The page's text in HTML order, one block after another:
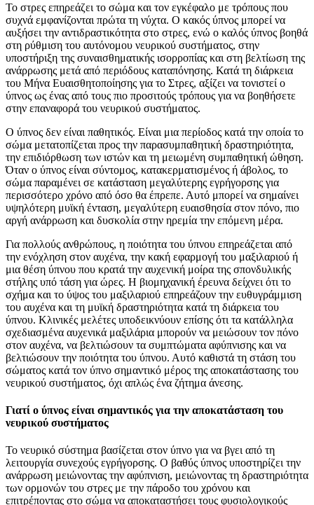
Το στρες επηρεάζει το σώμα και τον εγκέφαλο με τρόπους που
συχνά εμφανίζονται πρώτα τη νύχτα. Ο κακός ύπνος μπορεί να
αυξήσει την αντιδραστικότητα στο στρες, ενώ ο καλός ύπνος βοηθά
στη ρύθμιση του αυτόνομου νευρικού συστήματος, στην
υποστήριξη της συναισθηματικής ισορροπίας και στη βελτίωση της
ανάρρωσης μετά από περιόδους καταπόνησης. Κατά τη διάρκεια
του Μήνα Ευαισθητοποίησης για το Στρες, αξίζει να τονιστεί ο
ύπνος ως ένας από τους πιο προσιτούς τρόπους για να βοηθήσετε
στην επαναφορά του νευρικού συστήματος.
Ο ύπνος δεν είναι παθητικός. Είναι μια περίοδος κατά την οποία το
σώμα μετατοπίζεται προς την παρασυμπαθητική δραστηριότητα,
την επιδιόρθωση των ιστών και τη μειωμένη συμπαθητική ώθηση.
Όταν ο ύπνος είναι σύντομος, κατακερματισμένος ή άβολος, το
σώμα παραμένει σε κατάσταση μεγαλύτερης εγρήγορσης για
περισσότερο χρόνο από όσο θα έπρεπε. Αυτό μπορεί να σημαίνει
υψηλότερη μυϊκή ένταση, μεγαλύτερη ευαισθησία στον πόνο, πιο
αργή ανάρρωση και δυσκολία στην ηρεμία την επόμενη μέρα.
Για πολλούς ανθρώπους, η ποιότητα του ύπνου επηρεάζεται από
την ενόχληση στον αυχένα, την κακή εφαρμογή του μαξιλαριού ή
μια θέση ύπνου που κρατά την αυχενική μοίρα της σπονδυλικής
στήλης υπό τάση για ώρες. Η βιομηχανική έρευνα δείχνει ότι το
σχήμα και το ύψος του μαξιλαριού επηρεάζουν την ευθυγράμμιση
του αυχένα και τη μυϊκή δραστηριότητα κατά τη διάρκεια του
ύπνου. Κλινικές μελέτες υποδεικνύουν επίσης ότι τα κατάλληλα
σχεδιασμένα αυχενικά μαξιλάρια μπορούν να μειώσουν τον πόνο
στον αυχένα, να βελτιώσουν τα συμπτώματα αφύπνισης και να
βελτιώσουν την ποιότητα του ύπνου. Αυτό καθιστά τη στάση του
σώματος κατά τον ύπνο σημαντικό μέρος της αποκατάστασης του
νευρικού συστήματος, όχι απλώς ένα ζήτημα άνεσης.
Γιατί ο ύπνος είναι σημαντικός για την αποκατάσταση του
νευρικού συστήματος
Το νευρικό σύστημα βασίζεται στον ύπνο για να βγει από τη
λειτουργία συνεχούς εγρήγορσης. Ο βαθύς ύπνος υποστηρίζει την
ανάρρωση μειώνοντας την αφύπνιση, μειώνοντας τη δραστηριότητα
των ορμονών του στρες με την πάροδο του χρόνου και
επιτρέποντας στο σώμα να αποκαταστήσει τους φυσιολογικούς